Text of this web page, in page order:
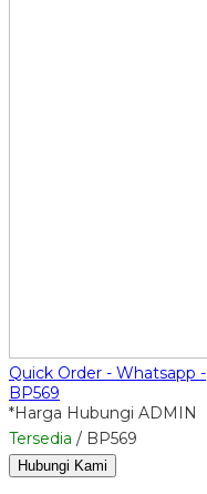
Quick Order - Whatsapp -
BP569
*Harga Hubungi ADMIN
Tersedia / BP569
Hubungi Kami